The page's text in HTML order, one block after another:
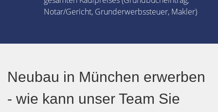
Notar/Gericht, Grunderwerbssteuer, Makler)
Neubau in München erwerben
- wie kann unser Team Sie